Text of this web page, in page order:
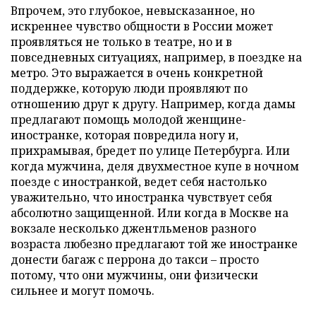
Впрочем, это глубокое, невысказанное, но
искреннее чувство общности в России может
проявляться не только в театре, но и в
повседневных ситуациях, например, в поездке на
метро. Это выражается в очень конкретной
поддержке, которую люди проявляют по
отношению друг к другу. Например, когда дамы
предлагают помощь молодой женщине-
иностранке, которая повредила ногу и,
прихрамывая, бредет по улице Петербурга. Или
когда мужчина, деля двухместное купе в ночном
поезде с иностранкой, ведет себя настолько
уважительно, что иностранка чувствует себя
абсолютно защищенной. Или когда в Москве на
вокзале несколько джентльменов разного
возраста любезно предлагают той же иностранке
донести багаж с перрона до такси – просто
потому, что они мужчины, они физически
сильнее и могут помочь.